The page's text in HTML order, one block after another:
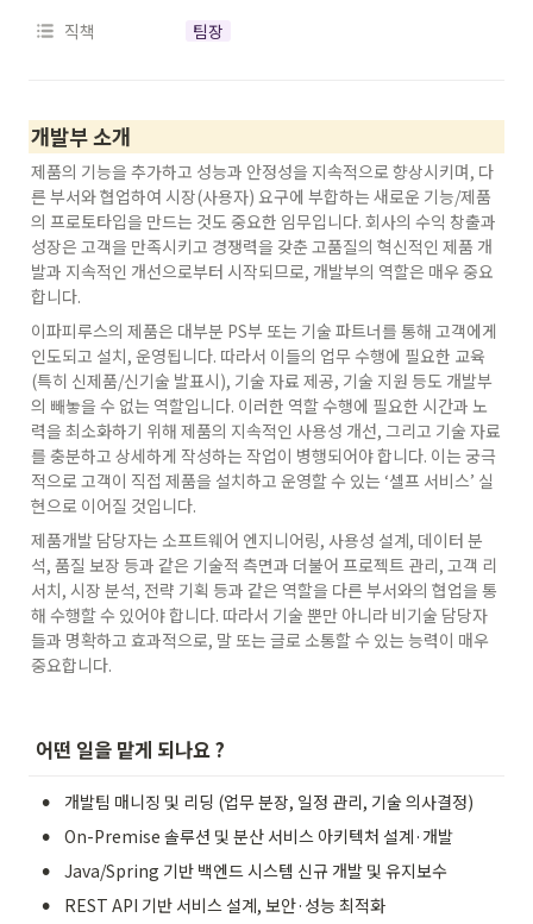
직책
팀장
개발부 소개
제품의 기능을 추가하고 성능과 안정성을 지속적으로 향상시키며, 다
른 부서와 협업하여 시장(사용자) 요구에 부합하는 새로운 기능/제품
의 프로토타입을 만드는 것도 중요한 임무입니다. 회사의 수익 창출과
성장은 고객을 만족시키고 경쟁력을 갖춘 고품질의 혁신적인 제품 개
발과 지속적인 개선으로부터 시작되므로, 개발부의 역할은 매우 중요
합니다.
이파피루스의 제품은 대부분 PS부 또는 기술 파트너를 통해 고객에게
인도되고 설치, 운영됩니다. 따라서 이들의 업무 수행에 필요한 교육
(특히 신제품/신기술 발표시), 기술 자료 제공, 기술 지원 등도 개발부
의 빼놓을 수 없는 역할입니다. 이러한 역할 수행에 필요한 시간과 노
력을 최소화하기 위해 제품의 지속적인 사용성 개선, 그리고 기술 자료
를 충분하고 상세하게 작성하는 작업이 병행되어야 합니다. 이는 궁극
적으로 고객이 직접 제품을 설치하고 운영할 수 있는 ‘셀프 서비스’ 실
현으로 이어질 것입니다.
제품개발 담당자는 소프트웨어 엔지니어링, 사용성 설계, 데이터 분
석, 품질 보장 등과 같은 기술적 측면과 더불어 프로젝트 관리, 고객 리
서치, 시장 분석, 전략 기획 등과 같은 역할을 다른 부서와의 협업을 통
해 수행할 수 있어야 합니다. 따라서 기술 뿐만 아니라 비기술 담당자
들과 명확하고 효과적으로, 말 또는 글로 소통할 수 있는 능력이 매우
중요합니다.
어떤 일을 맡게 되나요 ?
• 개발팀 매니징 및 리딩 (업무 분장, 일정 관리, 기술 의사결정)
• On-Premise 솔루션 및 분산 서비스 아키텍처 설계·개발
• Java/Spring 기반 백엔드 시스템 신규 개발 및 유지보수
• REST API 기반 서비스 설계, 보안·성능 최적화